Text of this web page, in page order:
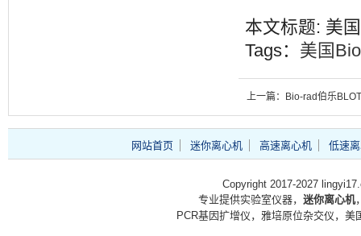
本文标题: 美
Tags： 美国
上一篇：Bio-rad伯乐BLOT
网站首页 迷你离心机 高速离心机 低速
Copyright 2017-2027
专业提供实验室仪器， 迷你离心机
PCR基因扩增仪，雅培原位杂交仪，